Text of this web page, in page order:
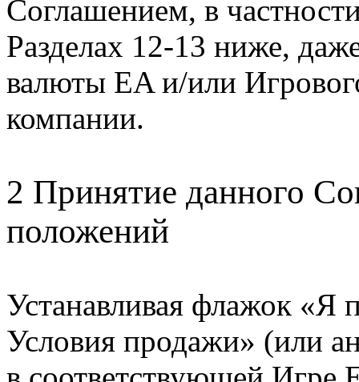
Соглашением, в
Разделах 12-13 ниже,
валюты EA и/или
компании.
2 Принятие данного
положений
Устанавливая флажок «Я
Условия продажи» (или